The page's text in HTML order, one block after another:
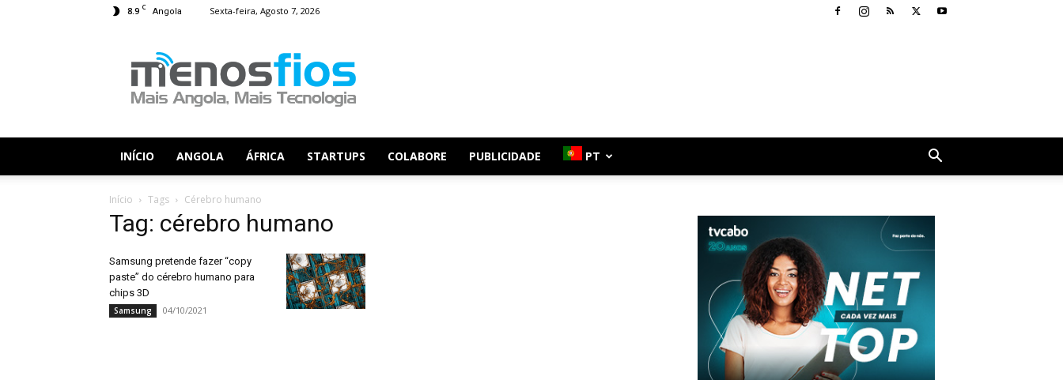
8.9 C Angola Sexta-feira, Agosto 7, 2026
Fios
INÍCIO ANGOLA ÁFRICA STARTUPS COLABORE PUBLICIDADE PT
Início Tags Cérebro humano
Tag: cérebro humano
Samsung pretende fazer “copy
paste” do cérebro humano para
chips 3D
Samsung 04/10/2021